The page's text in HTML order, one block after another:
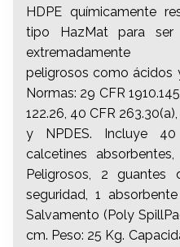
HDPE químicamente
tipo HazMat para ser
extremadamente
peligrosos como ácidos
Normas: 29 CFR
122.26, 40 CFR
y NPDES. Incluye
calcetines
Peligrosos, 2
seguridad, 1
Salvamento (Poly
cm. Peso: 25 Kg.